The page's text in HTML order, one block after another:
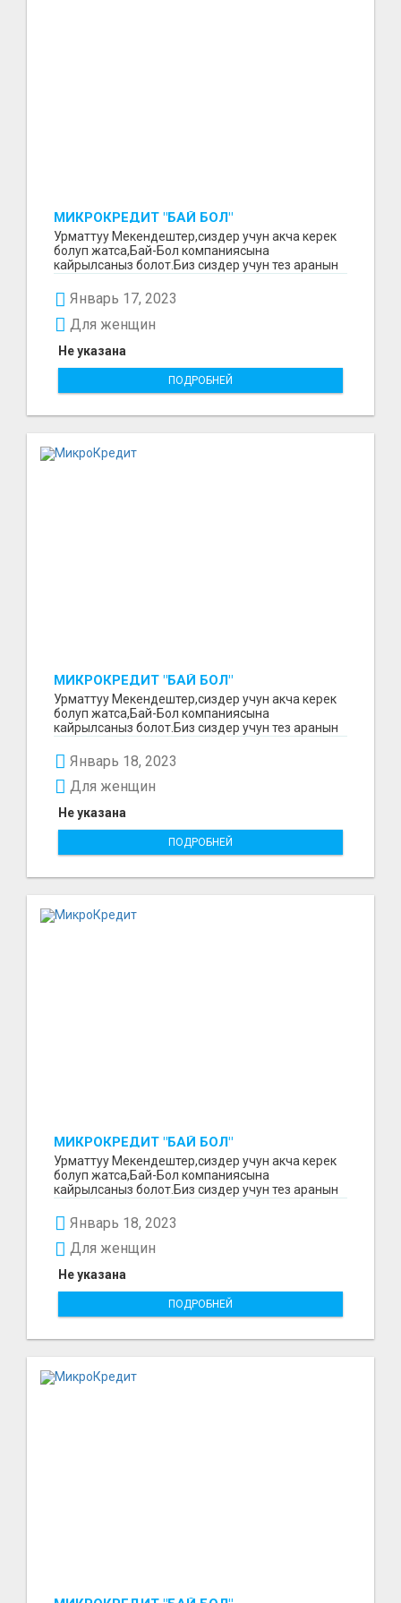
МИКРОКРЕДИТ "БАЙ БОЛ"
Урматтуу Мекендештер,сиздер учун акча керек
болуп жатса,Бай-Бол компаниясына
кайрылсаныз болот.Биз сиздер учун тез аранын
Январь 17, 2023
Не указана
Для женщин
ПОДРОБНЕЙ
МИКРОКРЕДИТ "БАЙ БОЛ"
Урматтуу Мекендештер,сиздер учун акча керек
болуп жатса,Бай-Бол компаниясына
кайрылсаныз болот.Биз сиздер учун тез аранын
ичинде 15000минден...
Январь 18, 2023
Не указана
Для женщин
ПОДРОБНЕЙ
МИКРОКРЕДИТ "БАЙ БОЛ"
Урматтуу Мекендештер,сиздер учун акча керек
болуп жатса,Бай-Бол компаниясына
кайрылсаныз болот.Биз сиздер учун тез аранын
Январь 18, 2023
Не указана
Для женщин
ПОДРОБНЕЙ